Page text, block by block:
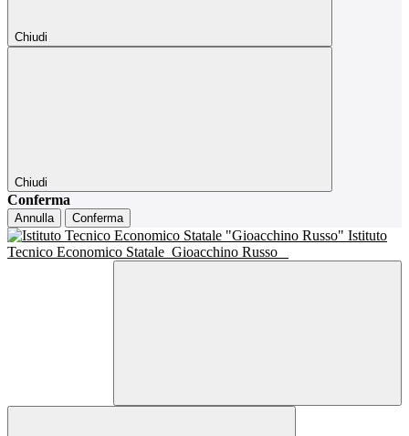
Chiudi
Chiudi
Conferma
Annulla Conferma
Istituto
Tecnico Economico Statale Gioacchino Russo